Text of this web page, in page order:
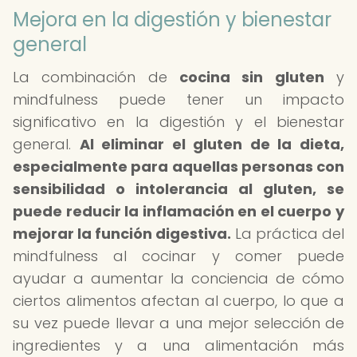
Mejora en la digestión y bienestar
general
La combinación de cocina sin gluten y
mindfulness puede tener un impacto
significativo en la digestión y el bienestar
general. Al eliminar el gluten de la dieta,
especialmente para aquellas personas con
sensibilidad o intolerancia al gluten, se
puede reducir la inflamación en el cuerpo y
mejorar la función digestiva. La práctica del
mindfulness al cocinar y comer puede
ayudar a aumentar la conciencia de cómo
ciertos alimentos afectan al cuerpo, lo que a
su vez puede llevar a una mejor selección de
ingredientes y a una alimentación más